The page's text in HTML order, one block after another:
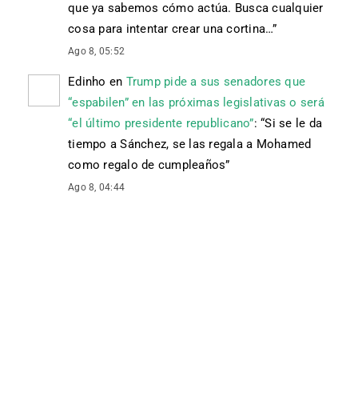
que ya sabemos cómo actúa. Busca cualquier
cosa para intentar crear una cortina…”
Ago 8, 05:52
Edinho en Trump pide a sus senadores que
“espabilen” en las próximas legislativas o será
“el último presidente republicano”: “Si se le da
tiempo a Sánchez, se las regala a Mohamed
como regalo de cumpleaños”
Ago 8, 04:44